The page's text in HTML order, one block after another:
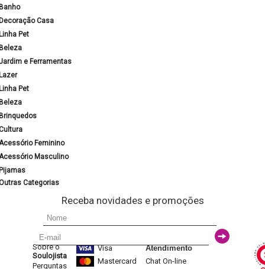
Casa
Pet
e Ferramentas
Pet
Feminino
Masculino
Categorias
Receba novidades e promoções
Sobre o
Soulojista
Perguntas
Visa
Mastercard
Atendimento
Chat On-line